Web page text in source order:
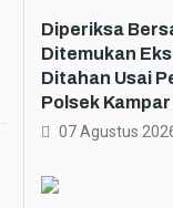
Diperiksa
Ditemukan
Ditahan Usai
Polsek Kampar
07 Agustus